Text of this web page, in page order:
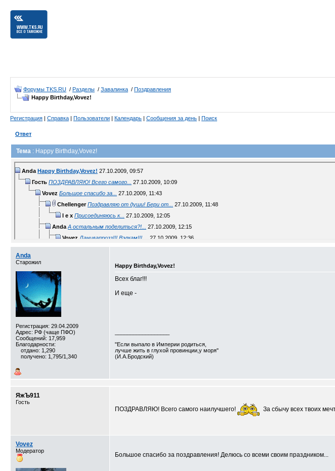
Форумы TKS.RU / Разделы / Завалинка / Поздравления
Happy Birthday,Vovez!
Регистрация | Справка | Пользователи | Календарь | Сообщения за день | Поиск
Ответ
Тема : Happy Birthday,Vovez!
Anda Happy Birthday,Vovez! 27.10.2009, 09:57
Гость ПОЗДРАВЛЯЮ! Всего самого... 27.10.2009, 10:09
Vovez Большое спасибо за... 27.10.2009, 11:43
Chellenger Поздравляю от души! Бери от... 27.10.2009, 11:48
l e x Присоединяюсь к... 27.10.2009, 12:05
Anda А остальным поделиться?!... 27.10.2009, 12:15
Vovez Данивапрозз!!! Вэлкам!!! ... 27.10.2009, 12:36
Дополнительные ответы в подтемах
Дополнительные ответы в подтемах
С днем рождения! Успехов,...
OrenStep
Чтоб у Вас все было и Вам за...
Anda
Старожил
Регистрация: 29.04.2009
Адрес: РФ (чаще ПФО)
Сообщений: 17,959
Благодарности:
отдано: 1,290
получено: 1,795/1,340
Happy Birthday,Vovez!
Всех благ!!!
И еще -
"Если выпало в Империи родиться,
лучше жить в глухой провинции,у моря"
(И.А.Бродский)
ЯжЪ911
Гость
ПОЗДРАВЛЯЮ! Всего самого наилучшего! За сбычу всех твоих
Vovez
Модератор
Большое спасибо за поздравления! Делюсь со всеми своим праздником...